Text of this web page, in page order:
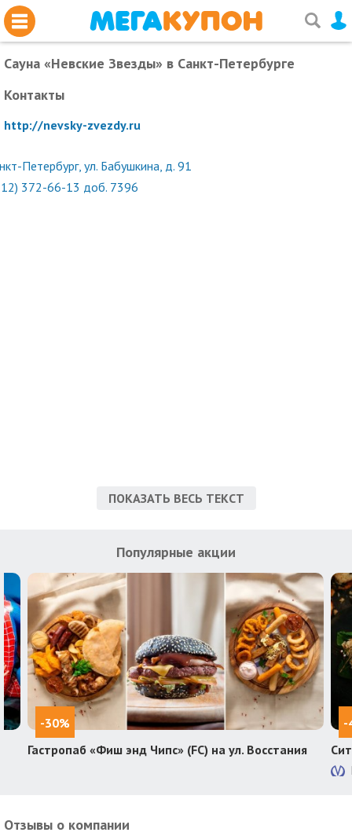
Сауна «Невские Звезды» в Санкт-Петербурге
Контакты
http://nevsky-zvezdy.ru
Петербург, ул. Бабушкина, д. 91
372-66-13 доб. 7396
ПОКАЗАТЬ ВЕСЬ ТЕКСТ
Популярные акции
-30%
Гастропаб «Фиш энд Чипс» (FC) на ул. Восстания
-
Отзывы о компании